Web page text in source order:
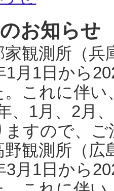
お知らせ
観測所（
1月1日から
これに伴い
、1月、2月
ますので、
観測所（
3月1日から